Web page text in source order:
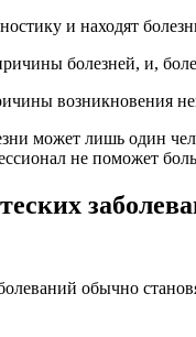
и находят
болезней, и,
возникновения
может лишь один
не поможет
обычно